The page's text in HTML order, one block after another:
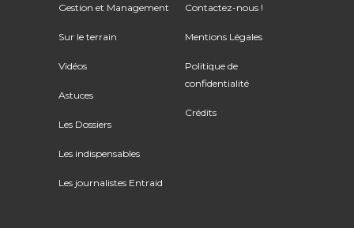
Gestion et Management
Sur le terrain
Vidéos
Astuces
Les Dossiers
Les indispensables
Les journalistes Entraid
Contactez-nous !
Mentions Légales
Politique de
confidentialité
Crédits